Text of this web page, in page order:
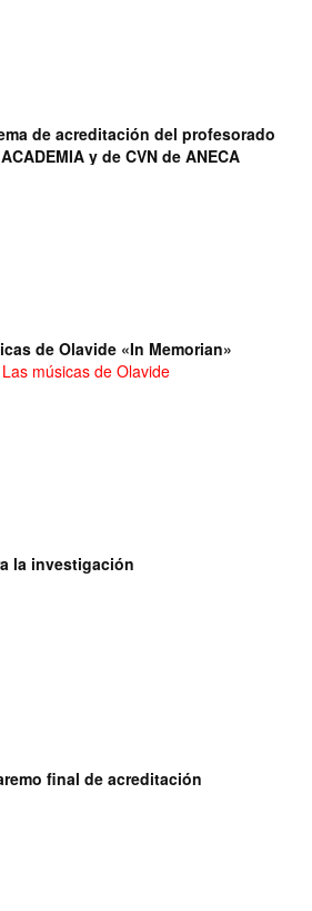
de acreditación del profesorado
y de CVN de ANECA
de Olavide «In Memorian»
músicas de Olavide
la investigación
final de acreditación